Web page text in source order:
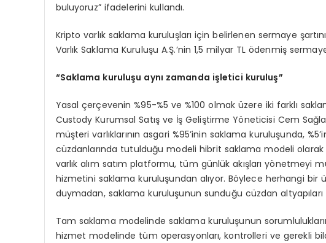
buluyoruz” ifadelerini kullandı.
Kripto varlık saklama kuruluşları için belirlenen sermaye
Varlık Saklama Kuruluşu A.Ş.’nin 1,5 milyar TL ödenmiş
“Saklama kuruluşu aynı zamanda işletici kuruluş”
Yasal çerçevenin %95-%5 ve %100 olmak üzere iki farklı
Custody Kurumsal Satış ve İş Geliştirme Yöneticisi Cem
müşteri varlıklarının asgari %95’inin saklama kuruluşunda,
cüzdanlarında tutulduğu modeli hibrit saklama modeli
varlık alım satım platformu, tüm günlük akışları yönetmeyi
hizmetini saklama kuruluşundan alıyor. Böylece herhangi
duymadan, saklama kuruluşunun sunduğu cüzdan altyapıları
Tam saklama modelinde saklama kuruluşunun
hizmet modelinde tüm operasyonları, kontrolleri ve gerekli